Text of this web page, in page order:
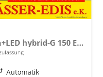
Journey SHZ+MV-Kamera+LED hybrid-G 150 EDC 4x4
Getriebe Automatik